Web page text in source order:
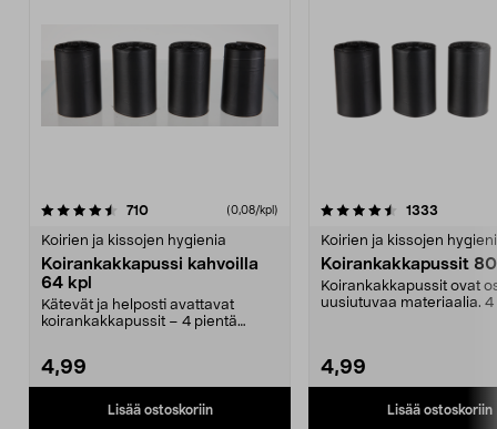
710arvostelut (0,08/kpl)
Koirien ja kissojen hygienia
Koirankakkapussi kahvoilla
64 kpl
Kätevät ja helposti avattavat
koirankakkapussit – 4 pientä
4,99
Lisää ostoskoriin
4.5 viidestä
1333
Koirien ja kissojen
Koirankakkapussit
Koirankakkapussit ovat
uusiutuvaa materiaalia. 4
4,99
Lisää ostoskoriin
4.0 viidestä